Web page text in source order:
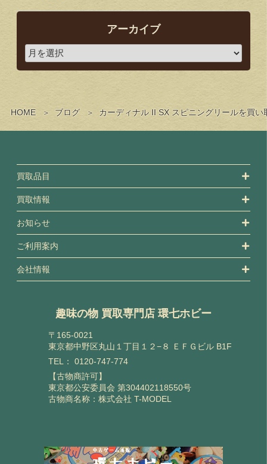
HOME ブログ カーディナル II SX スピニングリールを買
アーカイブ
買取品目
買取情報
お知らせ
ご利用案内
会社情報
趣味の物 買取専門店 環七ホビー
〒165-0021
東京都中野区丸山１丁目１２−８ ＥＦＧビル B1F
TEL： 0120-747-774
【古物商許可】
東京都公安委員会 第304402118550号
古物商名称：株式会社 T-MODEL